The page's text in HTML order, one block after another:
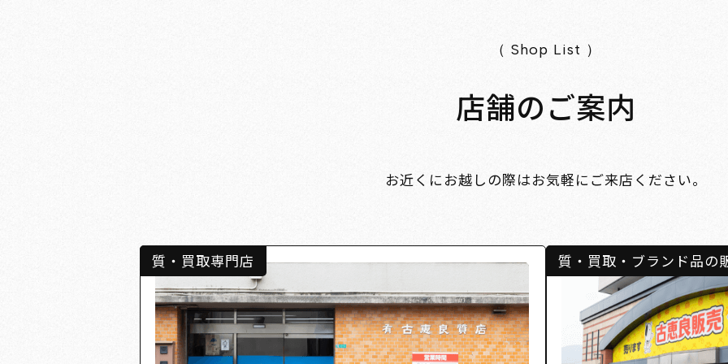
（ Shop List ）
店舗のご案内
お近くにお越しの際はお気軽にご来店ください。
質・買取専門店 質・買取・ブランド品の